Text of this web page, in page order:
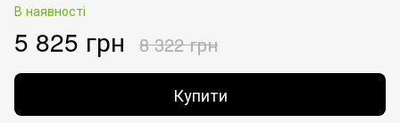
В наявності
5 825 грн 8 322 грн
Купити